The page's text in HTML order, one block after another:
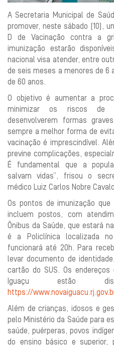
A Secretaria Municipal de
promover, neste sábado (10),
D de Vacinação contra a
imunização estarão
nacional visa atender, entre
de seis meses a menores de 6
de 60 anos.
O objetivo é aumentar a
minimizar os riscos de
desenvolverem formas
sempre a melhor forma de
vacinação é imprescindível.
previne complicações,
É fundamental que a
salvam vidas”, frisou o
médico Luiz Carlos Nobre
Os pontos de imunização que
incluem postos, com
Ônibus da Saúde, que estará
é a Policlínica localizada no
funcionará até 20h. Para
levar documento de
cartão do SUS. Os endereços
Iguaçu estão
https://
Além de crianças, idosos e
pelo Ministério da Saúde para
saúde, puérperas, povos
do ensino básico e superior,